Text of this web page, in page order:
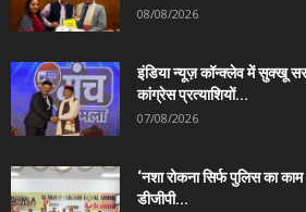
08/08/2026
इंडिया न्यूज़ कॉन्क्लेव में सुक्खू
कांग्रेस प्रत्याशियों...
07/08/2026
‘नशा रोकना सिर्फ पुलिस का
डीजीपी...